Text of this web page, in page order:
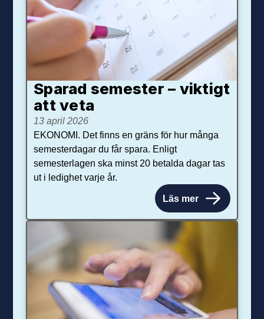
Sparad semester – viktigt
att veta
13 april 2026
EKONOMI. Det finns en gräns för hur många
semesterdagar du får spara. Enligt
semesterlagen ska minst 20 betalda dagar tas
ut i ledighet varje år.
Läs mer